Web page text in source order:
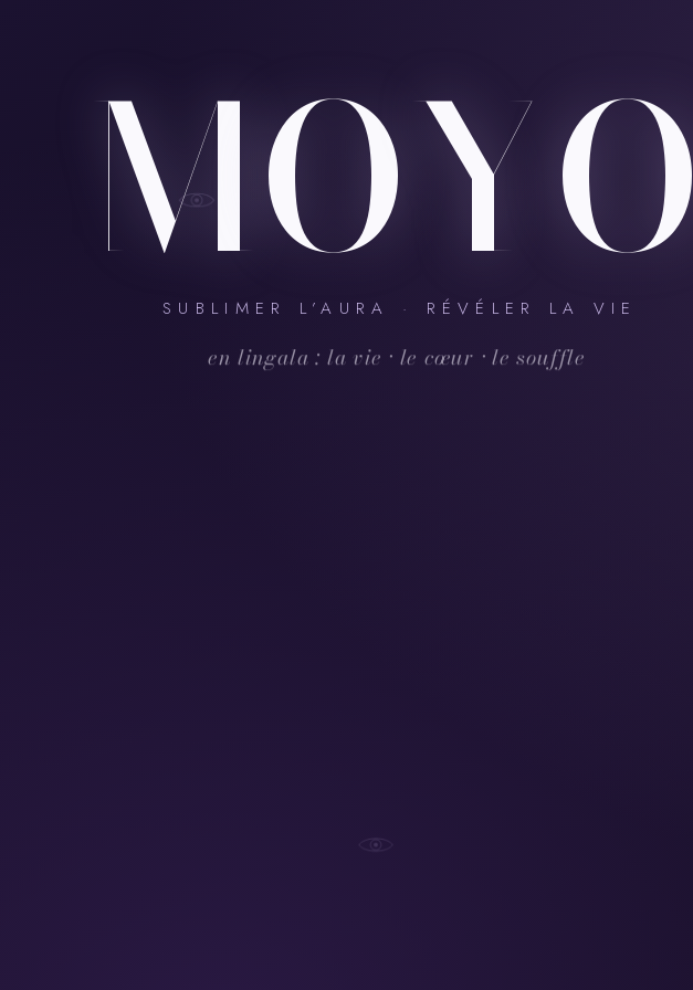
MOYO
SUBLIMER L’AURA · RÉVÉLER LA VIE
en lingala : la vie · le cœur · le souffle